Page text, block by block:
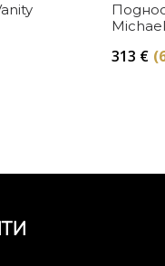
313 €